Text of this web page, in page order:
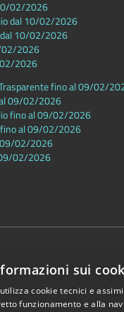
02/2026
dal 10/02/2026
dal 10/02/2026
02/2026
2026
fino al 09/02/
09/02/2026
fino al 09/02/2026
fino al 09/02/2026
02/2026
02/2026
sui
cookie tecnici e
funzionamento e alla